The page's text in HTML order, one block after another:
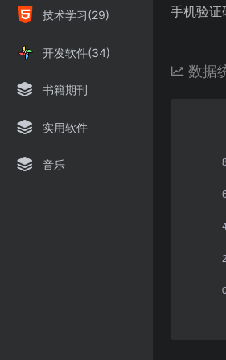
技术学习(29)
开发软件(34)
书籍期刊
实用软件
音乐
手机验证
数据